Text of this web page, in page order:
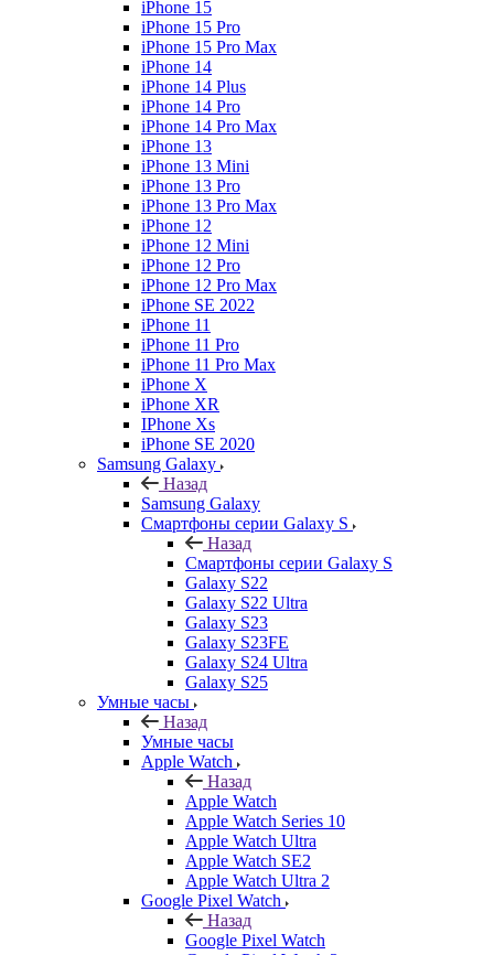
iPhone 15
iPhone 15 Pro
iPhone 15 Pro Max
iPhone 14
iPhone 14 Plus
iPhone 14 Pro
iPhone 14 Pro Max
iPhone 13
iPhone 13 Mini
iPhone 13 Pro
iPhone 13 Pro Max
iPhone 12
iPhone 12 Mini
iPhone 12 Pro
iPhone 12 Pro Max
iPhone SE 2022
iPhone 11
iPhone 11 Pro
iPhone 11 Pro Max
iPhone X
iPhone XR
IPhone Xs
iPhone SE 2020
Samsung Galaxy
Назад
Samsung Galaxy
Смартфоны серии Galaxy S
Назад
Смартфоны серии Galaxy S
Galaxy S22
Galaxy S22 Ultra
Galaxy S23
Galaxy S23FE
Galaxy S24 Ultra
Galaxy S25
Умные часы
Назад
Умные часы
Apple Watch
Назад
Apple Watch
Apple Watch Series 10
Apple Watch Ultra
Apple Watch SE2
Apple Watch Ultra 2
Google Pixel Watch
Назад
Google Pixel Watch